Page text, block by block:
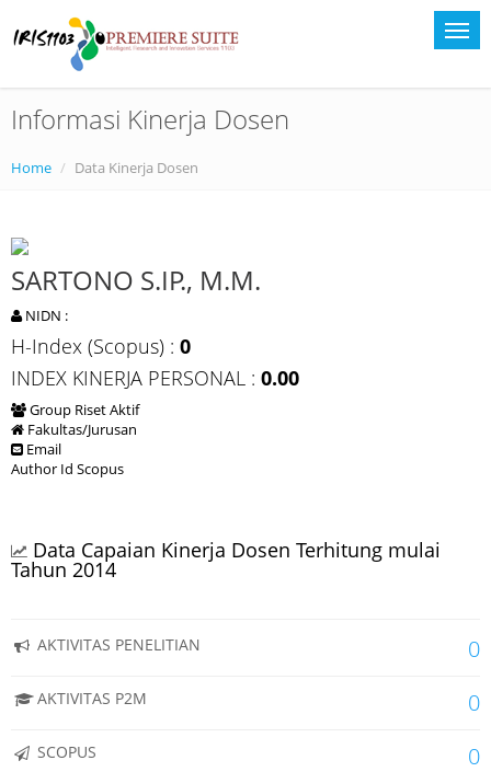
Informasi Kinerja Dosen
Home Data Kinerja Dosen
SARTONO S.IP., M.M.
NIDN :
H-Index (Scopus) : 0
INDEX KINERJA PERSONAL : 0.00
Group Riset Aktif
Fakultas/Jurusan
Email
Author Id Scopus
Data Capaian Kinerja Dosen Terhitung mulai
Tahun 2014
AKTIVITAS PENELITIAN 0
AKTIVITAS P2M 0
SCOPUS 0